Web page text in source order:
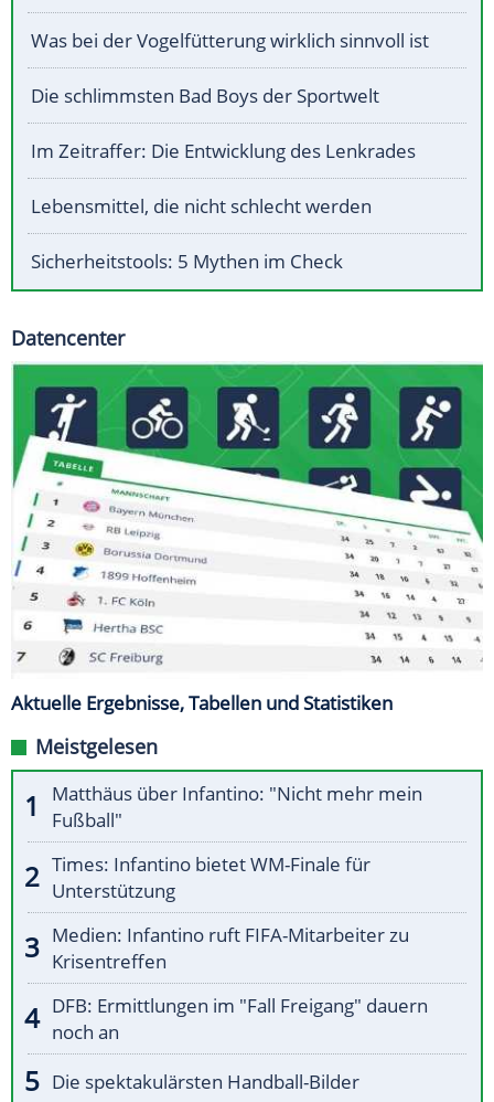
Was bei der Vogelfütterung wirklich sinnvoll ist
Die schlimmsten Bad Boys der Sportwelt
Im Zeitraffer: Die Entwicklung des Lenkrades
Lebensmittel, die nicht schlecht werden
Sicherheitstools: 5 Mythen im Check
Datencenter
Aktuelle Ergebnisse, Tabellen und Statistiken
Meistgelesen
Matthäus über Infantino: "Nicht mehr mein
Fußball"
Times: Infantino bietet WM-Finale für
Unterstützung
Medien: Infantino ruft FIFA-Mitarbeiter zu
Krisentreffen
DFB: Ermittlungen im "Fall Freigang" dauern
noch an
Die spektakulärsten Handball-Bilder